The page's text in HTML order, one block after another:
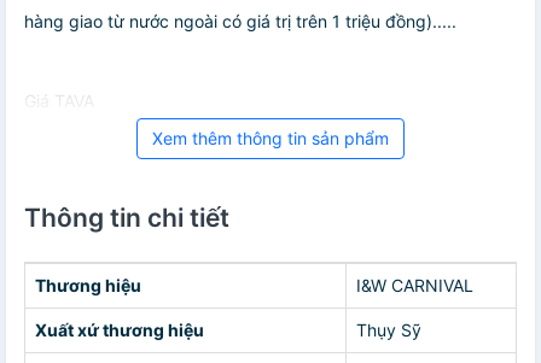
hàng giao từ nước ngoài có giá trị trên 1 triệu đồng).....
Giá TAVA
Xem thêm thông tin sản phẩm
Thông tin chi tiết
Thương hiệu I&W CARNIVAL
Xuất xứ thương hiệu Thụy Sỹ